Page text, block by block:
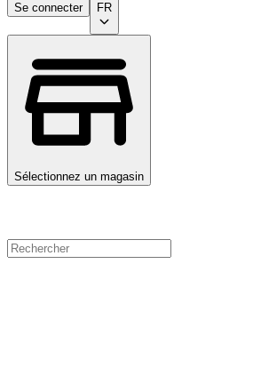
Se connecter FR
Sélectionnez un magasin